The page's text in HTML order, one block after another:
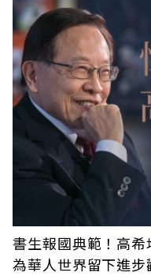
書生報國典範！高希
為華人世界留下進